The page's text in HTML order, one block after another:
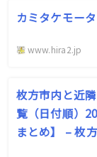
カミタケモー
www.hira2.jp
枚方市内と近
覧（日付順）
まとめ】 – 枚